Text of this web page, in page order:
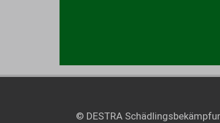
© DESTRA